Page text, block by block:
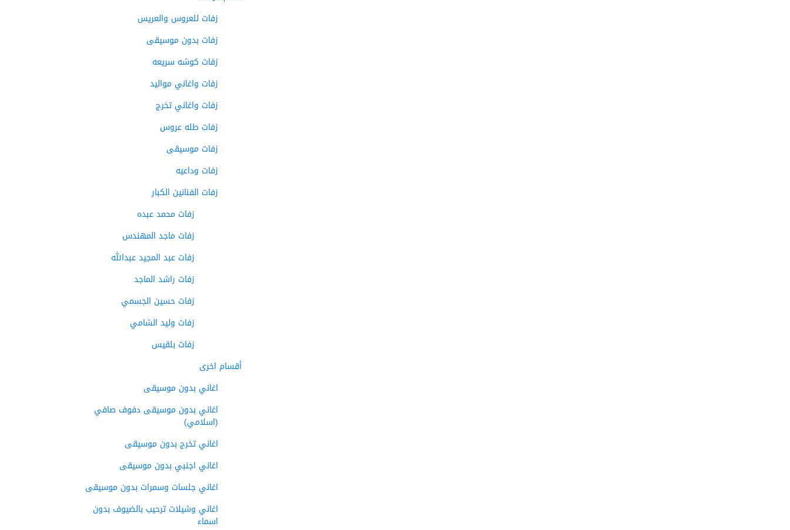
زفات للعروس والعريس
زفات بدون موسيقى
زفات كوشه سريعه
زفات واغاني مواليد
زفات واغاني تخرج
زفات طله عروس
زفات موسيقى
زفات وداعيه
زفات الفنانين الكبار
زفات محمد عبده
زفات ماجد المهندس
زفات عبد المجيد عبدالله
زفات راشد الماجد
زفات حسين الجسمي
زفات وليد الشامي
زفات بلقيس
أقسام اخرى
اغاني بدون موسيقى
اغاني بدون موسيقى دفوف صافي
(اسلامي)
اغاني تخرج بدون موسيقى
اغاني اجنبي بدون موسيقى
اغاني جلسات وسمرات بدون موسيقى
اغاني وشيلات ترحيب بالضيوف بدون
اسماء